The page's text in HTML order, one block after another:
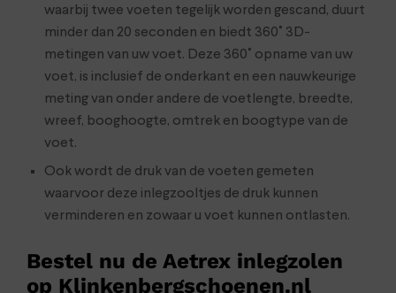
waarbij twee voeten tegelijk worden gescand, duurt
minder dan 20 seconden en biedt 360˚ 3D-
metingen van uw voet. Deze 360˚ opname van uw
voet, is inclusief de onderkant en een nauwkeurige
meting van onder andere de voetlengte, breedte,
wreef, booghoogte, omtrek en boogtype van de
voet.
Ook wordt de druk van de voeten gemeten
waarvoor deze inlegzooltjes de druk kunnen
verminderen en zowaar u voet kunnen ontlasten.
Bestel nu de Aetrex inlegzolen
op Klinkenbergschoenen.nl